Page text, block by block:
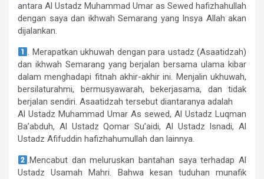
antara Al Ustadz Muhammad Umar as Sewed hafizhahullah
dengan saya dan ikhwah Semarang yang Insya Allah akan
dijalankan.
. Merapatkan ukhuwah dengan para ustadz (Asaatidzah)
dan ikhwah Semarang yang berjalan bersama ulama kibar
dalam menghadapi fitnah akhir-akhir ini. Menjalin ukhuwah,
bersilaturahmi, bermusyawarah, bekerjasama, dan tidak
berjalan sendiri. Asaatidzah tersebut diantaranya adalah
Al Ustadz Muhammad Umar As sewed, Al Ustadz Luqman
Ba’abduh, Al Ustadz Qomar Su’aidi, Al Ustadz Isnadi, Al
Ustadz Afifuddin hafizhahumullah dan lainnya.
.Mencabut dan meluruskan bantahan saya terhadap Al
Ustadz Usamah Mahri. Bahwa kesan tuduhan munafik